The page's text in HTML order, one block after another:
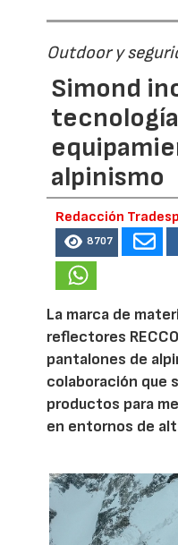
Outdoor y
Simond
tecnología
alpinismo
Redacción
8707
La marca de
reflectores
pantalones de
colaboración que
productos para
en entornos de